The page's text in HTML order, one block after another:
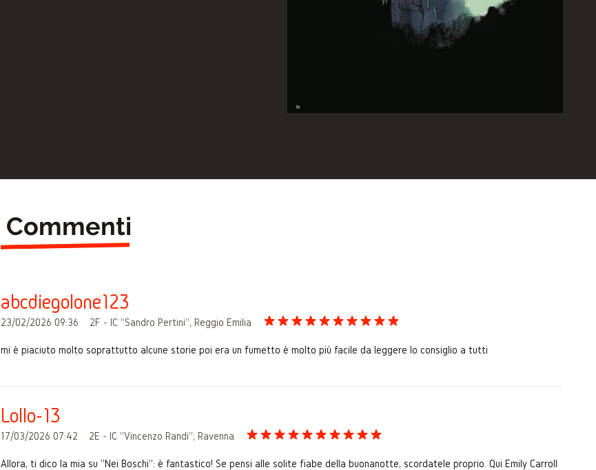
Commenti
abcdiegolone123
23/02/2026 09:36 2F - IC "Sandro Pertini", Reggio Emilia
mi è piaciuto molto soprattutto alcune storie poi era un fumetto è molto più facile da leggere lo consiglio a tutti
Lollo-13
17/03/2026 07:42 2E - IC "Vincenzo Randi", Ravenna
Allora, ti dico la mia su "Nei Boschi": è fantastico! Se pensi alle solite fiabe della buonanotte, scordatele proprio. Qui Emily Carroll